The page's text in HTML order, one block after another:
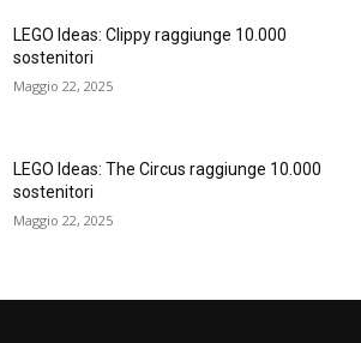
LEGO Ideas: Clippy raggiunge 10.000
sostenitori
Maggio 22, 2025
LEGO Ideas: The Circus raggiunge 10.000
sostenitori
Maggio 22, 2025